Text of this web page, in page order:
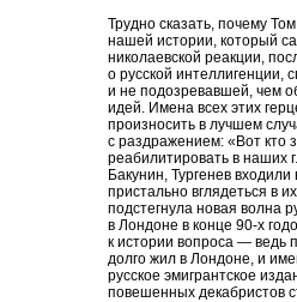
Трудно сказать, почему
нашей истории, который
николаевской реакции,
о русской интеллигенции,
и не подозревавшей, чем
идей. Имена всех этих
произносить в лучшем
с раздражением: «Вот кто
реабилитировать в наших
Бакунин, Тургенев
пристально вглядеться в
подстегнула новая волна
в Лондоне в конце 90-х
к истории вопроса — ведь
долго жил в Лондоне, и
русское эмигрантское
повешенных декабристов